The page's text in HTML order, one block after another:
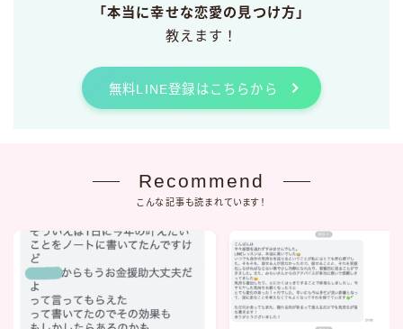
「本当に幸せな恋愛の見つけ方」
教えます！
無料LINE登録はこちらから
Recommend
こんな記事も読まれています！